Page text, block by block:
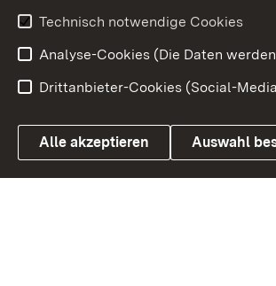
Link zum Landesportal
Technisch notwendige Cookies
Analyse-Cookies (Die Daten
Drittanbieter-Cookies (Social-
Alle akzeptieren Auswahl